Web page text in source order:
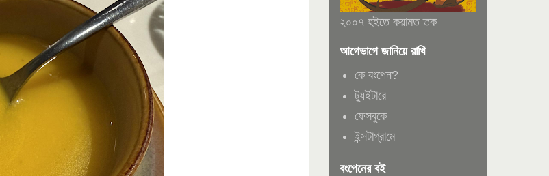
২০০৭ হইতে কয়ামত তক
আগেভাগে জানিয়ে রাখি
কে বংপেন?
ট্যুইটারে
ফেসবুকে
ইন্সটাগ্রামে
বংপেনের বই